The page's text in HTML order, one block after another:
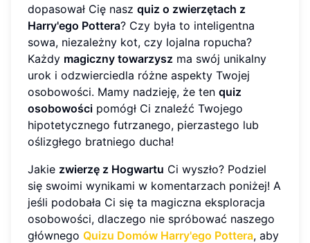
dopasował Cię nasz quiz o zwierzętach z
Harry'ego Pottera? Czy była to inteligentna
sowa, niezależny kot, czy lojalna ropucha?
Każdy magiczny towarzysz ma swój unikalny
urok i odzwierciedla różne aspekty Twojej
osobowości. Mamy nadzieję, że ten quiz
osobowości pomógł Ci znaleźć Twojego
hipotetycznego futrzanego, pierzastego lub
oślizgłego bratniego ducha!
Jakie zwierzę z Hogwartu Ci wyszło? Podziel
się swoimi wynikami w komentarzach poniżej! A
jeśli podobała Ci się ta magiczna eksploracja
osobowości, dlaczego nie spróbować naszego
głównego Quizu Domów Harry'ego Pottera, aby